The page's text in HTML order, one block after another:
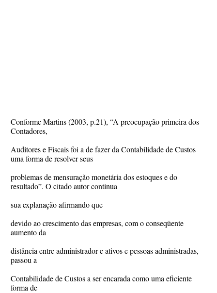
Conforme Martins (2003, p.21), “A preocupação primeira dos
Contadores,
Auditores e Fiscais foi a de fazer da Contabilidade de Custos
uma forma de resolver seus
problemas de mensuração monetária dos estoques e do
resultado”. O citado autor continua
sua explanação afirmando que
devido ao crescimento das empresas, com o conseqüente
aumento da
distância entre administrador e ativos e pessoas administradas,
passou a
Contabilidade de Custos a ser encarada como uma eficiente
forma de